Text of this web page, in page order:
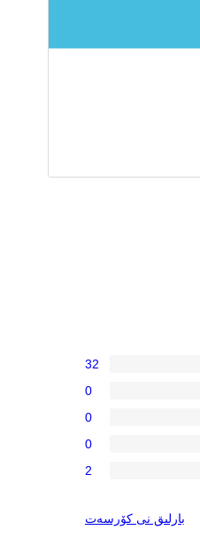
32
0
0
0
2
بارلىق ئىنكاس
نى كۆرسەت